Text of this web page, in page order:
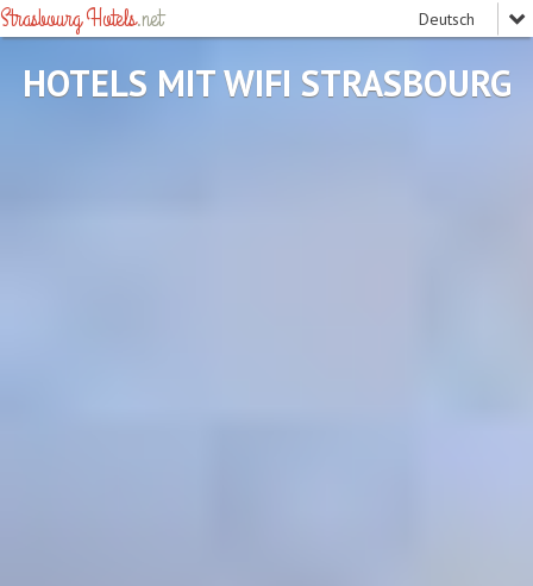
Strasbourg Hotels.net
HOTELS MIT WIFI STRASBOURG